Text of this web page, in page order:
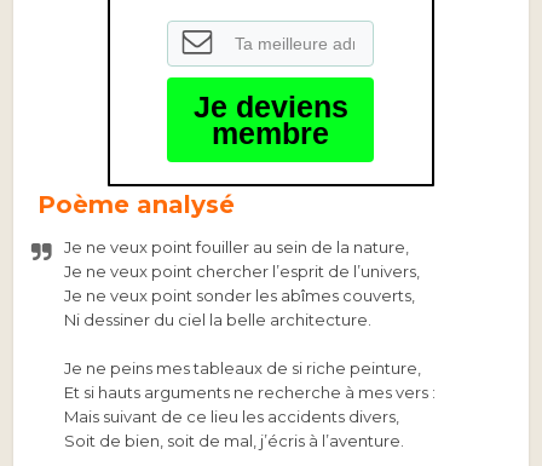
Je deviens
membre
Poème analysé
Je ne veux point fouiller au sein de la nature,
Je ne veux point chercher l’esprit de l’univers,
Je ne veux point sonder les abîmes couverts,
Ni dessiner du ciel la belle architecture.
Je ne peins mes tableaux de si riche peinture,
Et si hauts arguments ne recherche à mes vers :
Mais suivant de ce lieu les accidents divers,
Soit de bien, soit de mal, j’écris à l’aventure.